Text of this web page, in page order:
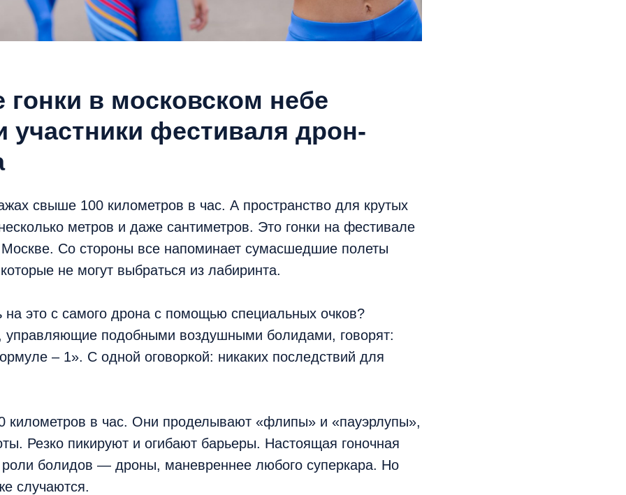
в московском небе
участники фестиваля дрон-
свыше 100 километров в час. А пространство для крутых
метров и даже сантиметров. Это гонки на фестивале
Москве. Со стороны все напоминает сумасшедшие полеты
которые не могут выбраться из лабиринта.
на это с самого дрона с помощью специальных очков?
подобными воздушными болидами, говорят:
– 1». С одной оговоркой: никаких последствий для
километров в час. Они проделывают «флипы» и «пауэрлупы»,
Резко пикируют и огибают барьеры. Настоящая гоночная
роли болидов — дроны, маневреннее любого суперкара. Но
случаются.